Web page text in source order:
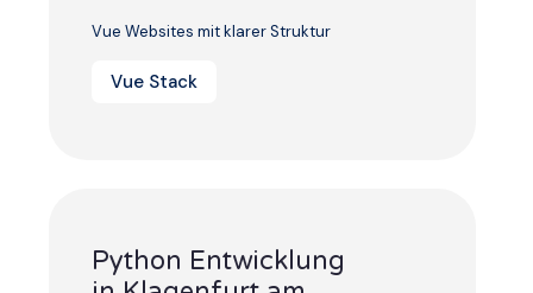
Vue Websites mit klarer Struktur
Vue Stack
Python Entwicklung